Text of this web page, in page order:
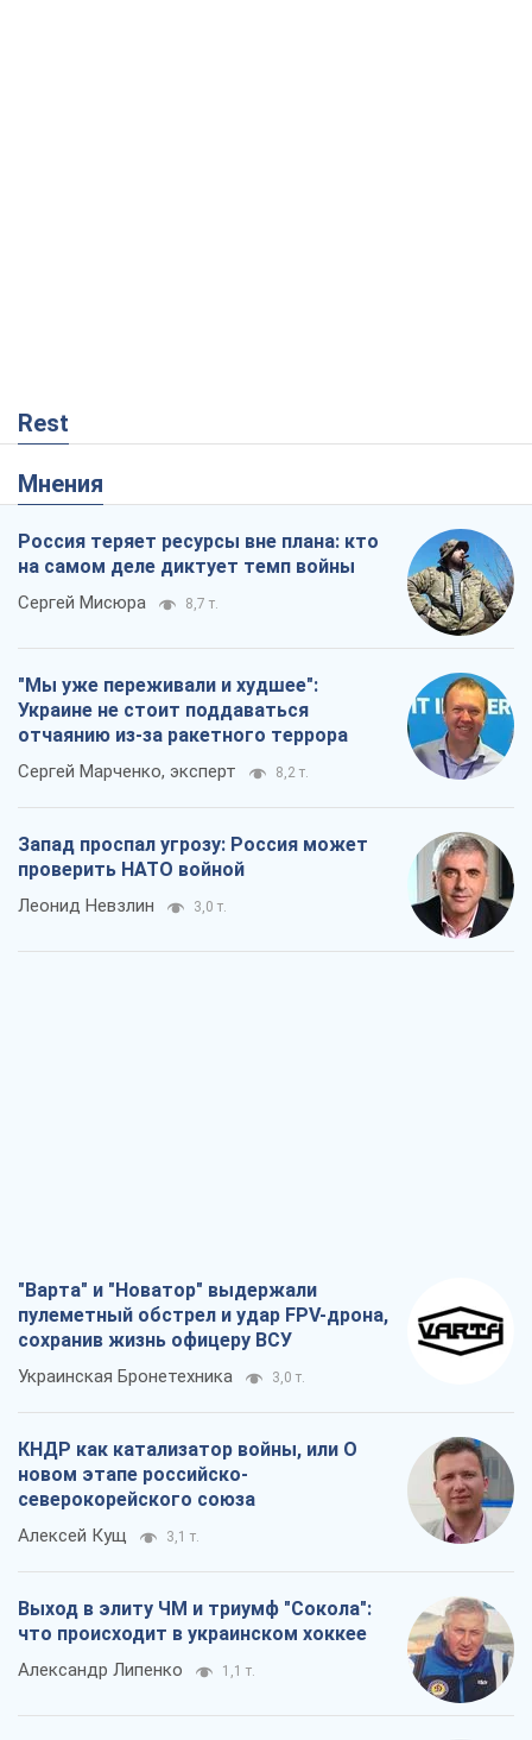
Rest
Мнения
Россия теряет ресурсы вне плана: кто
на самом деле диктует темп войны
Сергей Мисюра 8,7 т.
"Мы уже переживали и худшее":
Украине не стоит поддаваться
отчаянию из-за ракетного террора
Сергей Марченко, эксперт 8,2 т.
Запад проспал угрозу: Россия может
проверить НАТО войной
Леонид Невзлин 3,0 т.
"Варта" и "Новатор" выдержали
пулеметный обстрел и удар FPV-дрона,
сохранив жизнь офицеру ВСУ
Украинская Бронетехника 3,0 т.
КНДР как катализатор войны, или О
новом этапе российско-
северокорейского союза
Алексей Кущ 3,1 т.
Выход в элиту ЧМ и триумф "Сокола":
что происходит в украинском хоккее
Александр Липенко 1,1 т.